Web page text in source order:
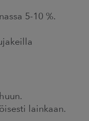
5-10 %.
lainkaan.